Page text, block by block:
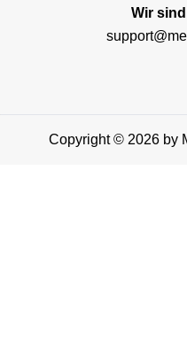
Wir
Copyright © 2026 by